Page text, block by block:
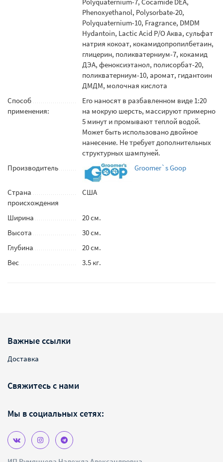
Phenoxyethanol, Polysorbate-20,
Polyquaternium-10, Fragrance, DMDM
Hydantoin, Lactic Acid Р/О Аква, сульфат
натрия кокоат, кокамидопропилбетаин,
глицерин, поликватерниум-7, кокамид
ДЭА, феноксиэтанол, полисорбат-20,
поликватерниум-10, аромат, гидантоин
ДМДМ, молочная кислота
Способ
применения:
Его наносят в разбавленном виде 1:20
на мокрую шерсть, массируют примерно
5 минут и промывают теплой водой.
Может быть использовано двойное
нанесение. Не требует дополнительных
структурных шампуней.
Производитель
Groomer`s Goop
Страна
происхождения
США
Ширина
20 см.
Высота
30 см.
Глубина
20 см.
Вес
3.5 кг.
Важные ссылки
Доставка
Свяжитесь с нами
Мы в социальных сетях: